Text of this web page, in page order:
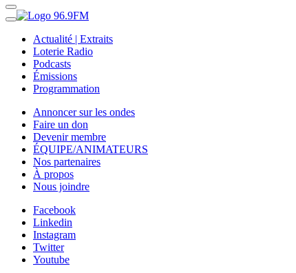
Actualité | Extraits
Loterie Radio
Podcasts
Émissions
Programmation
Annoncer sur les ondes
Faire un don
Devenir membre
ÉQUIPE/ANIMATEURS
Nos partenaires
À propos
Nous joindre
Facebook
Linkedin
Instagram
Twitter
Youtube